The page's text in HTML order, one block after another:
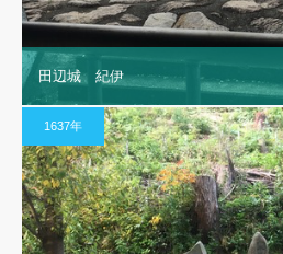
田辺城 紀伊
1637年